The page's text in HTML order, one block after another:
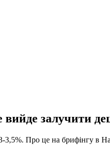
залучити
Про це на брифінгу в